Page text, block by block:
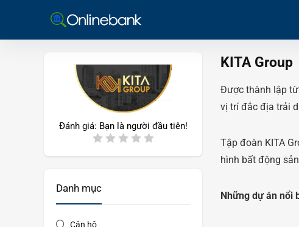
KITA Group
Được thành lập
vị trí đắc địa trải
Tập đoàn KITA
hình bất động
Những dự án nổi
Đánh giá: Bạn là người đầu tiên!
Danh mục
Căn hộ